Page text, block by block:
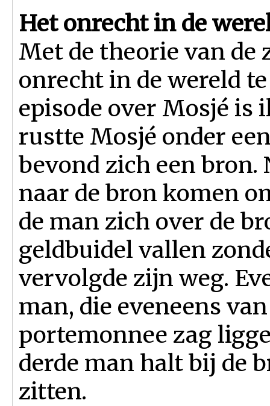
Het onrecht in de
Met de theorie van
onrecht in de wereld
episode over Mosjé is
rustte Mosjé onder
bevond zich een bron.
naar de bron komen
de man zich over de
geldbuidel vallen
vervolgde zijn weg.
man, die eveneens
portemonnee zag
derde man halt bij de
zitten.